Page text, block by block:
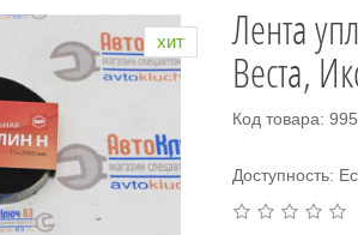
хит
Лента
Веста,
Код товара:
Доступность: